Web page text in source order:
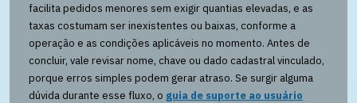
facilita pedidos menores sem exigir quantias elevadas, e as
taxas costumam ser inexistentes ou baixas, conforme a
operação e as condições aplicáveis no momento. Antes de
concluir, vale revisar nome, chave ou dado cadastral vinculado,
porque erros simples podem gerar atraso. Se surgir alguma
dúvida durante esse fluxo, o guia de suporte ao usuário